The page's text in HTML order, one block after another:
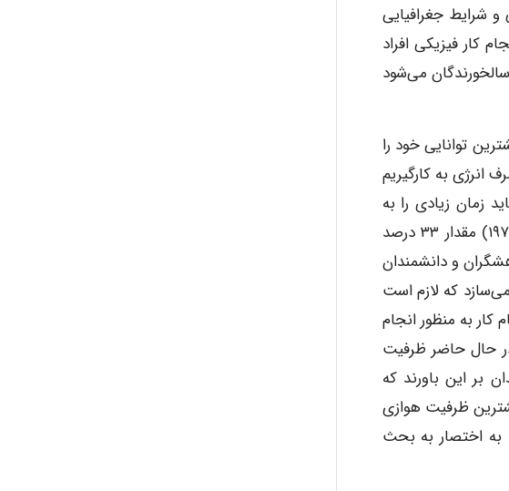
و شرایط جغرافیایی
کار فیزیکی افراد
می‌شود
عنوان کرد که انسان همانند ماشین می‌تواند تا ۵۰ درصد بیشترین توانایی خود را
در این حد از مصرف انرژی به کارگیریم
زمان زیادی را به
استراحت بپردازد. از این رو، درصدهای کمتر از ۵۰ درصد را پیشنهاد کرد. به دنبال این پیشنهادات بونجر (۱۹۷۳) مقدار ۳۳ درصد
و دانشمندان
که لازم است
به منظور انجام
حال حاضر ظرفیت
بر این باورند که
ظرفیت هوازی
به اختصار به بحث